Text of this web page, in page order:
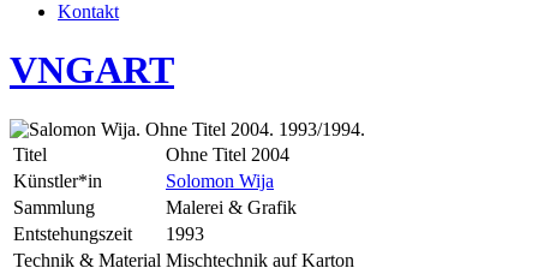
Kontakt
VNGART
Titel
Ohne Titel 2004
Künstler*in
Solomon Wija
Sammlung
Malerei & Grafik
Entstehungszeit
1993
Technik & Material Mischtechnik auf Karton